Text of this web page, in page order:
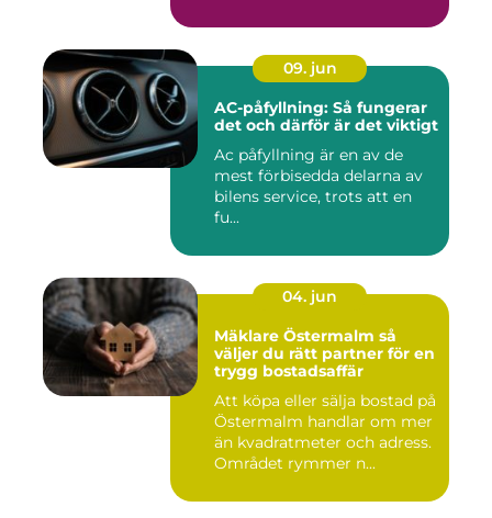
09. jun
AC-påfyllning: Så fungerar
det och därför är det viktigt
Ac påfyllning är en av de
mest förbisedda delarna av
bilens service, trots att en
fu...
04. jun
Mäklare Östermalm så
väljer du rätt partner för en
trygg bostadsaffär
Att köpa eller sälja bostad på
Östermalm handlar om mer
än kvadratmeter och adress.
Området rymmer n...